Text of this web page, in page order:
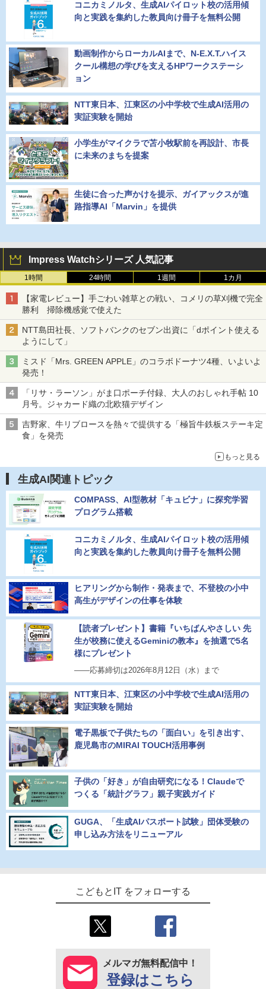
コニカミノルタ、生成AIパイロット校の活用傾
向と実践を集約した教員向け冊子を無料公開
動画制作からローカルAIまで、N-E.X.T.ハイス
クール構想の学びを支えるHPワークステーシ
ョン
NTT東日本、江東区の小中学校で生成AI活用の
実証実験を開始
小学生がマイクラで苫小牧駅前を再設計、市長
に未来のまちを提案
生徒に合った声かけを提示、ガイアックスが進
路指導AI「Marvin」を提供
Impress Watchシリーズ 人気記事
1時間 24時間 1週間 1カ月
【家電レビュー】手ごわい雑草との戦い、コメリの草刈機で完全
勝利 掃除機感覚で使えた
NTT島田社長、ソフトバンクのセブン出資に「dポイント使える
ようにして」
ミスド「Mrs. GREEN APPLE」のコラボドーナツ4種、いよいよ
発売！
「リサ・ラーソン」がま口ポーチ付録、大人のおしゃれ手帖 10
月号。ジャカード織の北欧猫デザイン
吉野家、牛リブロースを熱々で提供する「極旨牛鉄板ステーキ定
食」を発売
もっと見る
生成AI関連トピック
COMPASS、AI型教材「キュビナ」に探究学習
プログラム搭載
コニカミノルタ、生成AIパイロット校の活用傾
向と実践を集約した教員向け冊子を無料公開
ヒアリングから制作・発表まで、不登校の小中
高生がデザインの仕事を体験
【読者プレゼント】書籍『いちばんやさしい 先
生が校務に使えるGeminiの教本』を抽選で5名
様にプレゼント
――応募締切は2026年8月12日（水）まで
NTT東日本、江東区の小中学校で生成AI活用の
実証実験を開始
電子黒板で子供たちの「面白い」を引き出す、
鹿児島市のMIRAI TOUCH活用事例
子供の「好き」が自由研究になる！Claudeで
つくる「統計グラフ」親子実践ガイド
GUGA、「生成AIパスポート試験」団体受験の
申し込み方法をリニューアル
こどもとIT をフォローする
メルマガ無料配信中！
登録はこちら